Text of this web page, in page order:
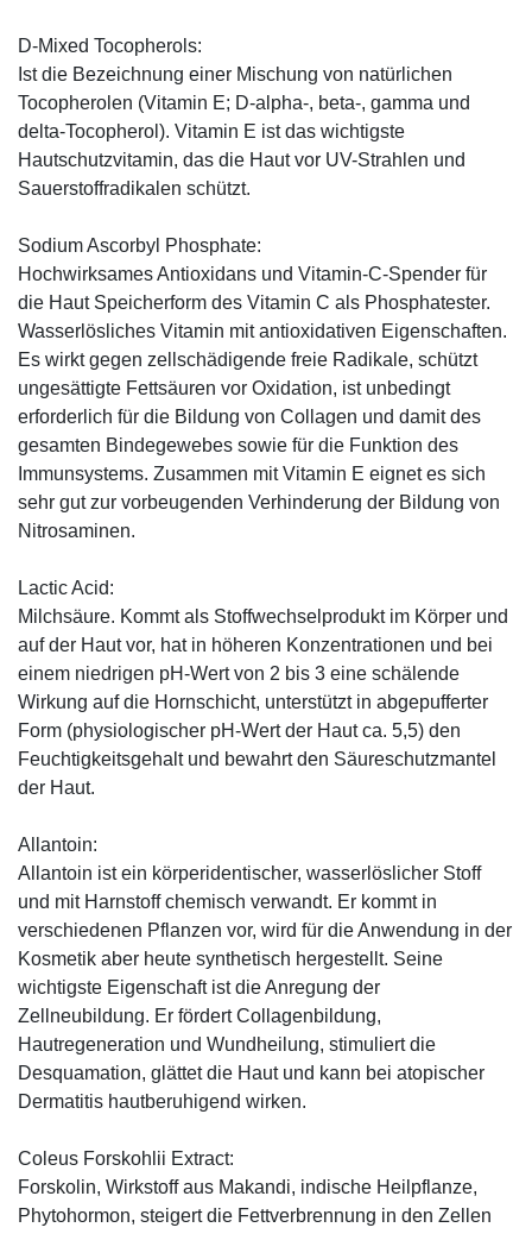
D-Mixed Tocopherols:
Ist die Bezeichnung einer Mischung von natürlichen
Tocopherolen (Vitamin E; D-alpha-, beta-, gamma und
delta-Tocopherol). Vitamin E ist das wichtigste
Hautschutzvitamin, das die Haut vor UV-Strahlen und
Sauerstoffradikalen schützt.
Sodium Ascorbyl Phosphate:
Hochwirksames Antioxidans und Vitamin-C-Spender für
die Haut Speicherform des Vitamin C als Phosphatester.
Wasserlösliches Vitamin mit antioxidativen Eigenschaften.
Es wirkt gegen zellschädigende freie Radikale, schützt
ungesättigte Fettsäuren vor Oxidation, ist unbedingt
erforderlich für die Bildung von Collagen und damit des
gesamten Bindegewebes sowie für die Funktion des
Immunsystems. Zusammen mit Vitamin E eignet es sich
sehr gut zur vorbeugenden Verhinderung der Bildung von
Nitrosaminen.
Lactic Acid:
Milchsäure. Kommt als Stoffwechselprodukt im Körper und
auf der Haut vor, hat in höheren Konzentrationen und bei
einem niedrigen pH-Wert von 2 bis 3 eine schälende
Wirkung auf die Hornschicht, unterstützt in abgepufferter
Form (physiologischer pH-Wert der Haut ca. 5,5) den
Feuchtigkeitsgehalt und bewahrt den Säureschutzmantel
der Haut.
Allantoin:
Allantoin ist ein körperidentischer, wasserlöslicher Stoff
und mit Harnstoff chemisch verwandt. Er kommt in
verschiedenen Pflanzen vor, wird für die Anwendung in der
Kosmetik aber heute synthetisch hergestellt. Seine
wichtigste Eigenschaft ist die Anregung der
Zellneubildung. Er fördert Collagenbildung,
Hautregeneration und Wundheilung, stimuliert die
Desquamation, glättet die Haut und kann bei atopischer
Dermatitis hautberuhigend wirken.
Coleus Forskohlii Extract:
Forskolin, Wirkstoff aus Makandi, indische Heilpflanze,
Phytohormon, steigert die Fettverbrennung in den Zellen